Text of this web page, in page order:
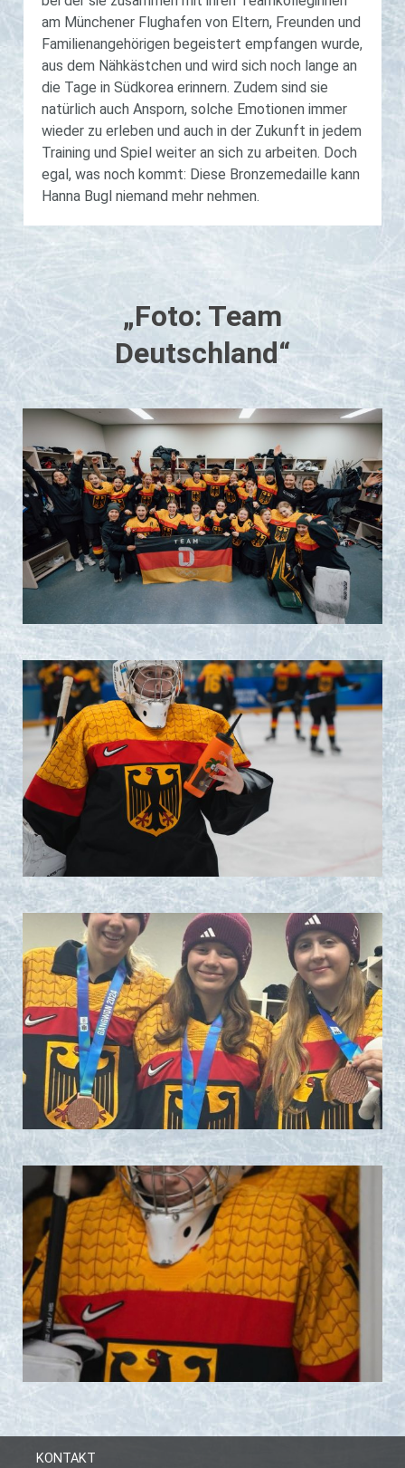
am Münchener Flughafen von Eltern, Freunden und
Familienangehörigen begeistert empfangen wurde,
aus dem Nähkästchen und wird sich noch lange an
die Tage in Südkorea erinnern. Zudem sind sie
natürlich auch Ansporn, solche Emotionen immer
wieder zu erleben und auch in der Zukunft in jedem
Training und Spiel weiter an sich zu arbeiten. Doch
egal, was noch kommt: Diese Bronzemedaille kann
Hanna Bugl niemand mehr nehmen.
„Foto: Team
Deutschland“
KONTAKT